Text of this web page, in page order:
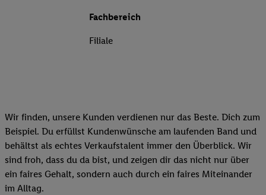
Fachbereich
Filiale
Wir finden, unsere Kunden verdienen nur das Beste. Dich zum
Beispiel. Du erfüllst Kundenwünsche am laufenden Band und
behältst als echtes Verkaufstalent immer den Überblick. Wir
sind froh, dass du da bist, und zeigen dir das nicht nur über
ein faires Gehalt, sondern auch durch ein faires Miteinander
im Alltag.